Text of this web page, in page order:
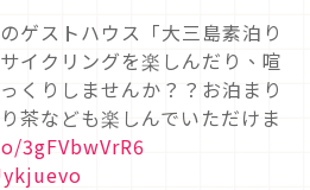
ゲストハウス「大三島素泊り
イクリングを楽しんだり、喧
くりしませんか？？お泊まり
茶なども楽しんでいただけま
3gFVbwVrR6